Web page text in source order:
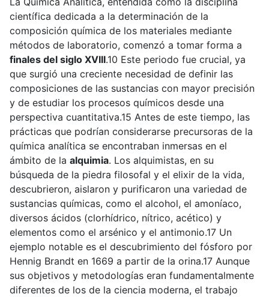
científica dedicada a la determinación de la
composición química de los materiales mediante
métodos de laboratorio, comenzó a tomar forma a
finales del siglo XVIII.10 Este periodo fue crucial, ya
que surgió una creciente necesidad de definir las
composiciones de las sustancias con mayor precisión
y de estudiar los procesos químicos desde una
perspectiva cuantitativa.15 Antes de este tiempo, las
prácticas que podrían considerarse precursoras de la
química analítica se encontraban inmersas en el
ámbito de la alquimia. Los alquimistas, en su
búsqueda de la piedra filosofal y el elixir de la vida,
descubrieron, aislaron y purificaron una variedad de
sustancias químicas, como el alcohol, el amoníaco,
diversos ácidos (clorhídrico, nítrico, acético) y
elementos como el arsénico y el antimonio.17 Un
ejemplo notable es el descubrimiento del fósforo por
Hennig Brandt en 1669 a partir de la orina.17 Aunque
sus objetivos y metodologías eran fundamentalmente
diferentes de los de la ciencia moderna, el trabajo